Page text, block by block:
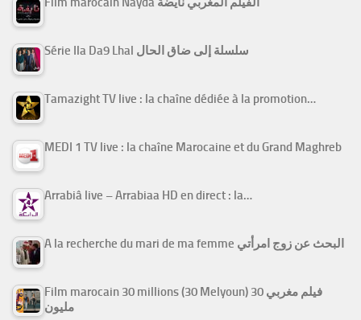
Série Ila Da9 Lhal سلسلة إلى ضاق الحال
Tamazight TV live : la chaîne dédiée à la promotion…
MEDI 1 TV live : la chaîne Marocaine et du Grand Maghreb
Arrabiâ live – Arrabiaa HD en direct : la…
A la recherche du mari de ma femme البحث عن زوج امرأتي
Film marocain 30 millions (30 Melyoun) فيلم مغربي 30
مليون